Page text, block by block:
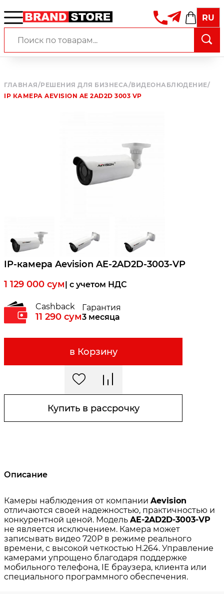
RU
ГЛАВНАЯ/РЕШЕНИЯ ДЛЯ БИЗНЕСА/ВИДЕОНАБЛЮДЕНИЕ/
IP КАМЕРА AEVISION AE 2AD2D 3003 VP
IP-камера Aevision AE-2AD2D-3003-VP
1 129 000 сум| c учетом НДС
Cashback
11 290 сум
Гарантия
3 месяца
в Корзину
Купить в рассрочку
Описание